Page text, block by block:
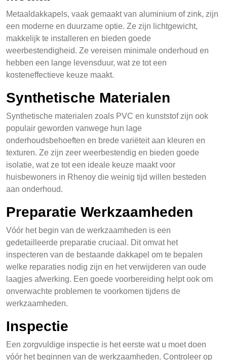
Metaaldakkapels, vaak gemaakt van aluminium of zink, zijn
een moderne en duurzame optie. Ze zijn lichtgewicht,
makkelijk te installeren en bieden goede
weerbestendigheid. Ze vereisen minimale onderhoud en
hebben een lange levensduur, wat ze tot een
kosteneffectieve keuze maakt.
Synthetische Materialen
Synthetische materialen zoals PVC en kunststof zijn ook
populair geworden vanwege hun lage
onderhoudsbehoeften en brede variëteit aan kleuren en
texturen. Ze zijn zeer weerbestendig en bieden goede
isolatie, wat ze tot een ideale keuze maakt voor
huisbewoners in Rhenoy die weinig tijd willen besteden
aan onderhoud.
Preparatie Werkzaamheden
Vóór het begin van de werkzaamheden is een
gedetailleerde preparatie cruciaal. Dit omvat het
inspecteren van de bestaande dakkapel om te bepalen
welke reparaties nodig zijn en het verwijderen van oude
laagjes afwerking. Een goede voorbereiding helpt ook om
onverwachte problemen te voorkomen tijdens de
werkzaamheden.
Inspectie
Een zorgvuldige inspectie is het eerste wat u moet doen
vóór het beginnen van de werkzaamheden. Controleer op